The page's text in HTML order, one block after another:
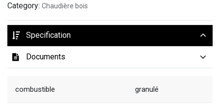
Category: Chaudière bois
Specification
Documents
combustible granulé